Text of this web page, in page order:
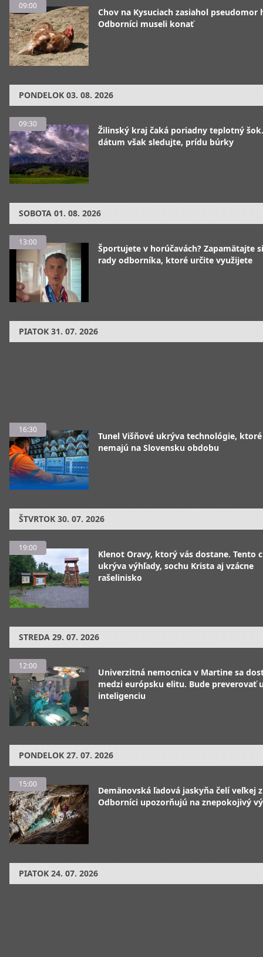
09:00
Chov na Kysuciach zasiahol pseudomor
Odborníci museli konať
PONDELOK 03. 08. 2026
09:30
Žilinský kraj čaká poriadny teplotný
dátum však sledujte, prídu búrky
SOBOTA 01. 08. 2026
13:00
Športujete v horúčavách? Zapamätajte
rady odborníka, ktoré určite využijete
PIATOK 31. 07. 2026
16:30
Tunel Višňové ukrýva technológie, ktoré
nemajú na Slovensku obdobu
ŠTVRTOK 30. 07. 2026
19:00
Klenot Oravy, ktorý vás dostane. Tento
ukrýva výhľady, sochu Krista aj vzácne
rašelinisko
STREDA 29. 07. 2026
12:00
Univerzitná nemocnica v Martine sa
medzi európsku elitu. Bude preverovať
inteligenciu
PONDELOK 27. 07. 2026
15:00
Demänovská ľadová jaskyňa čelí veľkej
Odborníci upozorňujú na znepokojivý
PIATOK 24. 07. 2026